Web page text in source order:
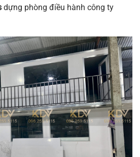
dựng phòng điều hành công ty